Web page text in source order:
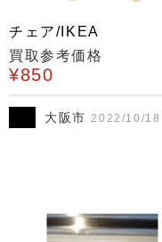
チェア/IKEA
買取参考価格
¥850
大阪市 2022/10/18